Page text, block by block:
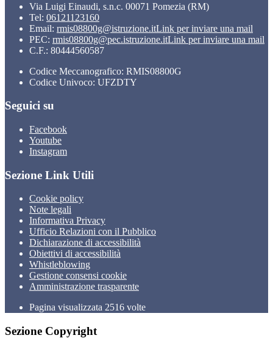
Via Luigi Einaudi, s.n.c. 00071 Pomezia (RM)
Tel: 06121123160
Email: rmis08800g@istruzione.itLink per inviare una mail
PEC: rmis08800g@pec.istruzione.itLink per inviare una mail
C.F.: 80444560587
Codice Meccanografico: RMIS08800G
Codice Univoco: UFZDTY
Seguici su
Facebook
Youtube
Instagram
Sezione Link Utili
Cookie policy
Note legali
Informativa Privacy
Ufficio Relazioni con il Pubblico
Dichiarazione di accessibilità
Obiettivi di accessibilità
Whistleblowing
Gestione consensi cookie
Amministrazione trasparente
Pagina visualizzata 2516 volte
Sezione Copyright